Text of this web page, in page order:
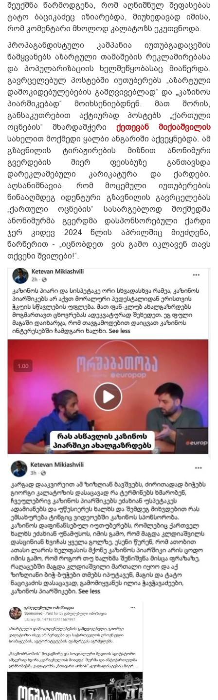
შეუქმნა წარმოდგენა, რომ აღნიშნულ შეფასებას
ტატო ბაციკაძეც იზიარებდა, მიუხედავად იმისა,
რომ კომენტარი მხოლოდ კალატოზს ეკუთვნოდა.
პროპაგანდისტული კამპანია იუთუბგადაცემის
წამყვანებს აზარტული თამაშების რეკლამირებასა
და პოპულარიზაციის ხელშეწყობასაც მიაწერდა.
გავრცელებულ პოსტებში იუთუბერებს „აზარტული
დამოკიდებულებების გამღვივებლად“ და „კაზინოს
პიარშიკებად“ მოიხსენიებდნენ. მათ შორის,
განსაკუთრებით აქტიურად პოსტებს „ქართული
ოცნების“ მხარდამჭერი ქეთევან მიქიაშვილის
სახელით მოქმედი ყალბი ანგარიში აქვეყნებდა. ამ
გზავნილის ტირაჟირების მიზნით ანონიმური
გვერდების მიერ ფეისბუზე განთავსდა
დარეკლამებული კარიკატურა და ქარდები.
აღსანიშნავია, რომ მოცემული იუთუბერების
წინააღმდეგ იდენტური გზავნილის გავრცელებას
„ქართული ოცნების“ სასარგებლოდ მოქმედმა
ანონიმურმა გვერდმა დასპონსორებული ქარდი
ჯერ კიდევ 2024 წლის აპრილშიც მიუძღვნა,
წარწერით - „იცნობდეთ ვის გამო იკლავენ თავს
თქვენი შვილები!“.